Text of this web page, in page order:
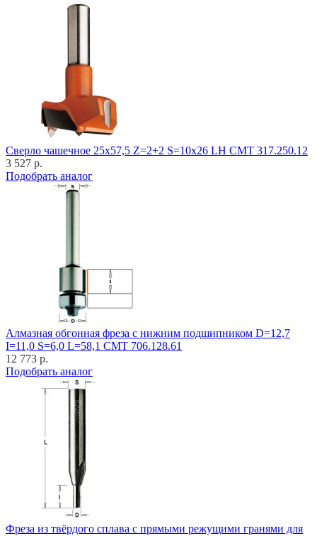
Cверло чашечное 25x57,5 Z=2+2 S=10x26 LH CMT 317.250.12
3 527 р.
Подобрать аналог
Алмазная обгонная фреза с нижним подшипником D=12,7
I=11,0 S=6,0 L=58,1 CMT 706.128.61
12 773 р.
Подобрать аналог
Фреза из твёрдого сплава с прямыми режущими гранями для